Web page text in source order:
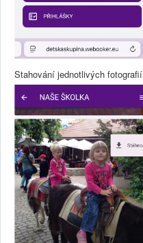
Stahování jednotlivých fotografií